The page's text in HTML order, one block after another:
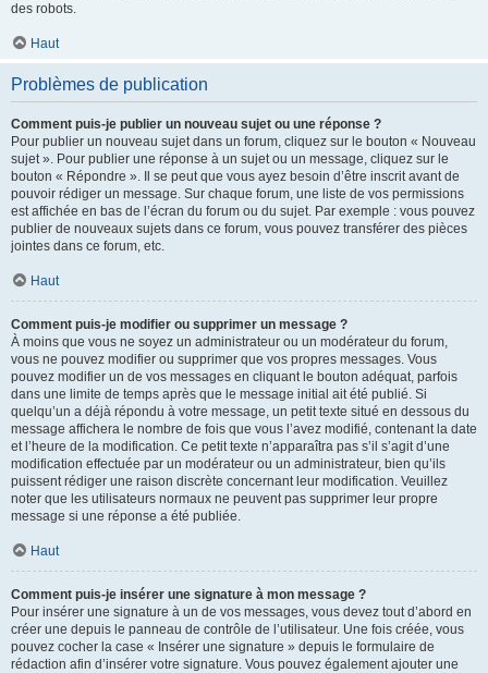
des robots.
Haut
Problèmes de publication
Comment puis-je publier un nouveau sujet ou une réponse ?
Pour publier un nouveau sujet dans un forum, cliquez sur le bouton « Nouveau
sujet ». Pour publier une réponse à un sujet ou un message, cliquez sur le
bouton « Répondre ». Il se peut que vous ayez besoin d’être inscrit avant de
pouvoir rédiger un message. Sur chaque forum, une liste de vos permissions
est affichée en bas de l’écran du forum ou du sujet. Par exemple : vous pouvez
publier de nouveaux sujets dans ce forum, vous pouvez transférer des pièces
jointes dans ce forum, etc.
Haut
Comment puis-je modifier ou supprimer un message ?
À moins que vous ne soyez un administrateur ou un modérateur du forum,
vous ne pouvez modifier ou supprimer que vos propres messages. Vous
pouvez modifier un de vos messages en cliquant le bouton adéquat, parfois
dans une limite de temps après que le message initial ait été publié. Si
quelqu’un a déjà répondu à votre message, un petit texte situé en dessous du
message affichera le nombre de fois que vous l’avez modifié, contenant la date
et l’heure de la modification. Ce petit texte n’apparaîtra pas s’il s’agit d’une
modification effectuée par un modérateur ou un administrateur, bien qu’ils
puissent rédiger une raison discrète concernant leur modification. Veuillez
noter que les utilisateurs normaux ne peuvent pas supprimer leur propre
message si une réponse a été publiée.
Haut
Comment puis-je insérer une signature à mon message ?
Pour insérer une signature à un de vos messages, vous devez tout d’abord en
créer une depuis le panneau de contrôle de l’utilisateur. Une fois créée, vous
pouvez cocher la case « Insérer une signature » depuis le formulaire de
rédaction afin d’insérer votre signature. Vous pouvez également ajouter une